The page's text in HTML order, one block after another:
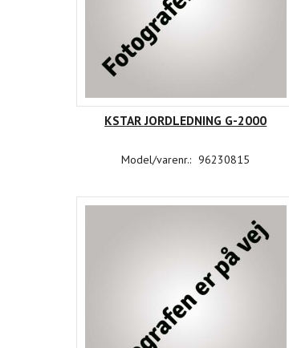
KSTAR JORDLEDNING G-2000
Model/varenr.: 96230815